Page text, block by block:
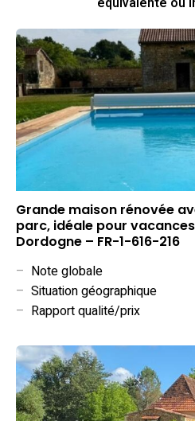
Grande maison rénovée
parc, idéale pour
Dordogne – FR-1-616-216
– Note globale
– Situation géographique
– Rapport qualité/prix